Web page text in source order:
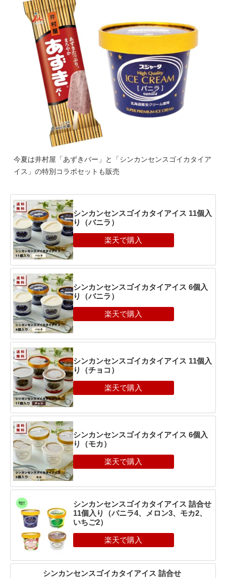
今夏は井村屋「あずきバー」と「シンカンセンスゴイカタイア
イス」の特別コラボセットも販売
シンカンセンスゴイカタイアイス 11個入
り（バニラ）
シンカンセンスゴイカタイアイス 6個入
り（バニラ）
シンカンセンスゴイカタイアイス 11個入
り（チョコ）
シンカンセンスゴイカタイアイス 6個入
り（モカ）
シンカンセンスゴイカタイアイス 詰合せ
11個入り（バニラ4、メロン3、モカ2、
いちご2）
シンカンセンスゴイカタイアイス 詰合せ